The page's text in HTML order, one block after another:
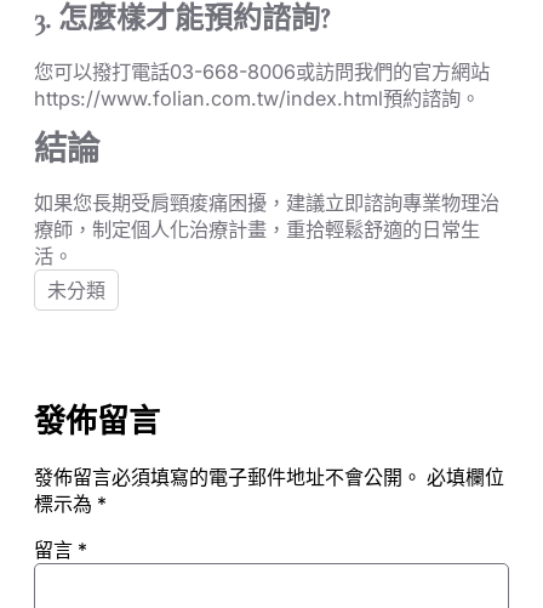
3. 怎麼樣才能預約諮詢?
您可以撥打電話03-668-8006或訪問我們的官方網站
https://www.folian.com.tw/index.html預約諮詢。
結論
如果您長期受肩頸痠痛困擾，建議立即諮詢專業物理治
療師，制定個人化治療計畫，重拾輕鬆舒適的日常生
活。
未分類
發佈留言
發佈留言必須填寫的電子郵件地址不會公開。 必填欄位
標示為 *
留言 *